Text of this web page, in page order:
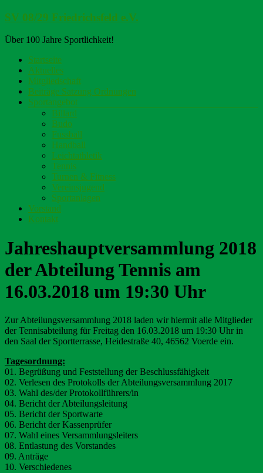
Zum
springen
SV 08/29 Friedrichsfeld e.V.
Über 100 Jahre Sportlichkeit!
Menü
Startseite
Aktuelles
Mitgliedschaft
Beiträge Satzung Ordnungen
Sportangebot
Billard
Budo
Fussball
Handball
Leichtathletik
Tennis
Turnen & Fitness
Vereinsjugend
Sportanlagen
Vorstand
Kontakt
Jahreshauptversammlung 2018
der Abteilung Tennis am
16.03.2018 um 19:30 Uhr
Zur Abteilungsversammlung 2018 laden wir hiermit alle Mitglieder
der Tennisabteilung für Freitag den 16.03.2018 um 19:30 Uhr in
den Saal der Sportterrasse, Heidestraße 40, 46562 Voerde ein.
Tagesordnung:
01. Begrüßung und Feststellung der Beschlussfähigkeit
02. Verlesen des Protokolls der Abteilungsversammlung 2017
03. Wahl des/der Protokollführers/in
04. Bericht der Abteilungsleitung
05. Bericht der Sportwarte
06. Bericht der Kassenprüfer
07. Wahl eines Versammlungsleiters
08. Entlastung des Vorstandes
09. Anträge
10. Verschiedenes